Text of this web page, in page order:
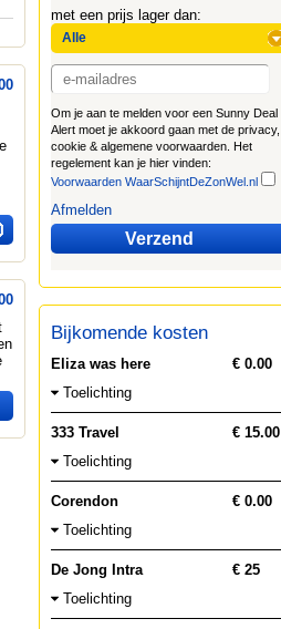
met een prijs lager dan:
Om je aan te melden voor een Sunny Deal
Alert moet je akkoord gaan met de privacy,
cookie & algemene voorwaarden. Het
regelement kan je hier vinden:
Voorwaarden WaarSchijntDeZonWel.nl
Afmelden
Verzend
Bijkomende kosten
Eliza was here
€ 0.00
Toelichting
333 Travel
€ 15.00
Toelichting
Corendon
€ 0.00
Toelichting
De Jong Intra
€ 25
Toelichting